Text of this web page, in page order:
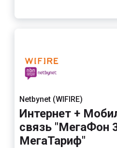
Netbynet (WIFIRE)
Интернет +
связь "МегаФон
МегаТариф"